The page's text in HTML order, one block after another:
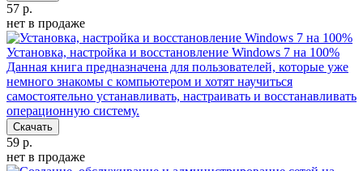
57 р.
нет в продаже
Установка, настройка и восстановление Windows 7 на 100%
Данная книга предназначена для пользователей, которые уже
немного знакомы с компьютером и хотят научиться
самостоятельно устанавливать, настраивать и восстанавливать
операционную систему.
Скачать
59 р.
нет в продаже